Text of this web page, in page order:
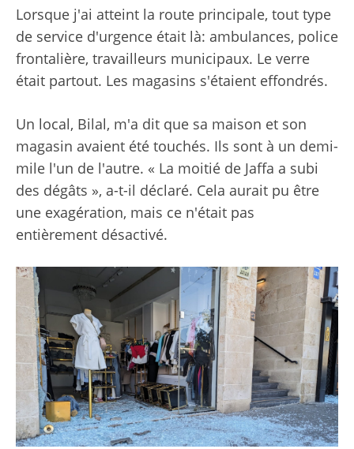
Lorsque j'ai atteint la route principale, tout type
de service d'urgence était là: ambulances, police
frontalière, travailleurs municipaux. Le verre
était partout. Les magasins s'étaient effondrés.
Un local, Bilal, m'a dit que sa maison et son
magasin avaient été touchés. Ils sont à un demi-
mile l'un de l'autre. « La moitié de Jaffa a subi
des dégâts », a-t-il déclaré. Cela aurait pu être
une exagération, mais ce n'était pas
entièrement désactivé.